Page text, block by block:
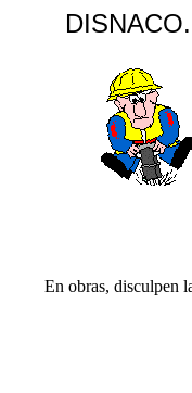
En obras, disculpen